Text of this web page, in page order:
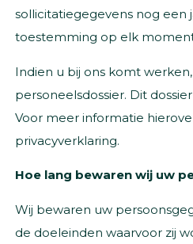
sollicitatiegegevens nog een
toestemming op elk
Indien u bij ons komt
personeelsdossier. Dit
Voor meer informatie
privacyverklaring.
Hoe lang bewaren wij uw
Wij bewaren uw
de doeleinden waarvoor zij